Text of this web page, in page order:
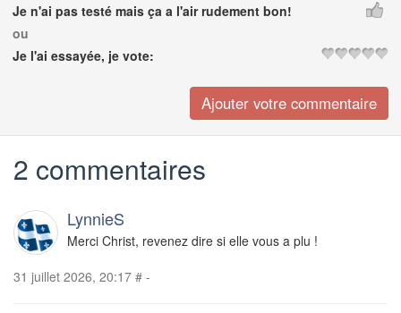
Je n'ai pas testé mais ça a l'air rudement bon!
ou
Je l'ai essayée, je vote:
2 commentaires
LynnieS
Merci Christ, revenez dire si elle vous a plu !
31 juillet 2026, 20:17 # -